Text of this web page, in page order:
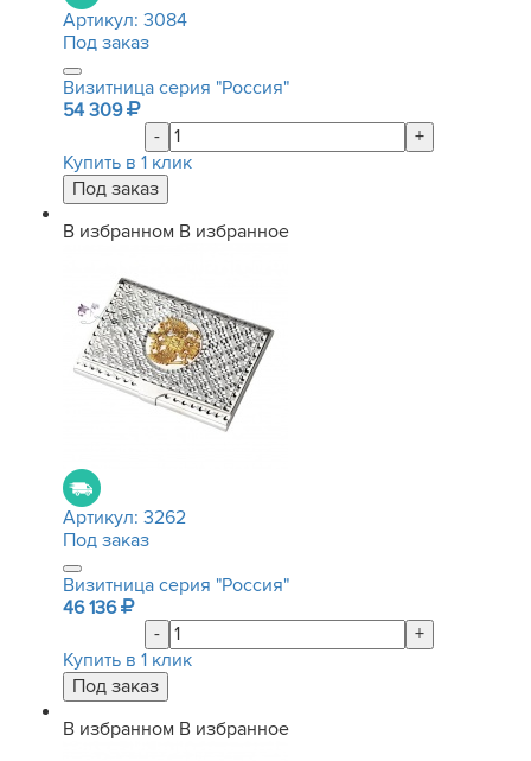
Артикул: 3084
Под заказ
Визитница серия "Россия"
54 309
-
+
Купить в 1 клик
В избранном В избранное
Артикул: 3262
Под заказ
Визитница серия "Россия"
46 136
-
+
Купить в 1 клик
В избранном В избранное